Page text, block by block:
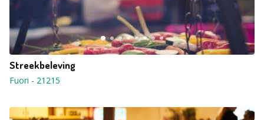
Streekbeleving
Fuori - 21215